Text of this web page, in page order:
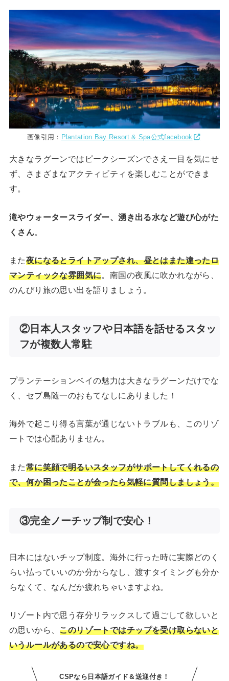
画像引用： Plantation Bay Resort & Spa公式facebook
大きなラグーンではピークシーズンでさえ一目を気にせ
ず、さまざまなアクティビティを楽しむことができま
す。
滝やウォータースライダー、湧き出る水など遊び心がた
くさん。
また夜になるとライトアップされ、昼とはまた違ったロ
マンティックな雰囲気に。南国の夜風に吹かれながら、
のんびり旅の思い出を語りましょう。
②日本人スタッフや日本語を話せるスタッ
フが複数人常駐
プランテーションベイの魅力は大きなラグーンだけでな
く、セブ島随一のおもてなしにありました！
海外で起こり得る言葉が通じないトラブルも、このリゾ
ートでは心配ありません。
また常に笑顔で明るいスタッフがサポートしてくれるの
で、何か困ったことが会ったら気軽に質問しましょう。
③完全ノーチップ制で安心！
日本にはないチップ制度。海外に行った時に実際どのく
らい払っていいのか分からなし、渡すタイミングも分か
らなくて、なんだか疲れちゃいますよね。
リゾート内で思う存分リラックスして過ごして欲しいと
の思いから、 このリゾートではチップを受け取らないと
いうルールがあるので安心ですね。
CSPなら日本語ガイド＆送迎付き！